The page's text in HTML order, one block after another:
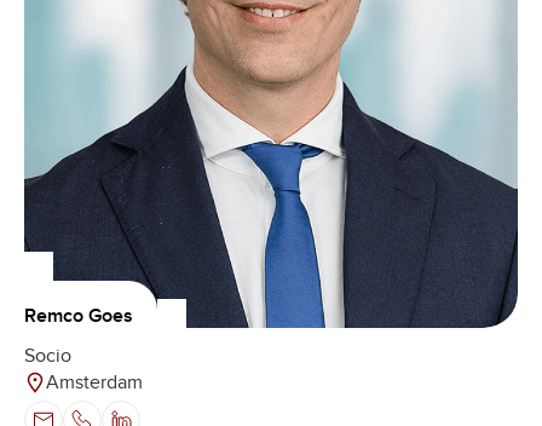
Remco Goes
Socio
Amsterdam